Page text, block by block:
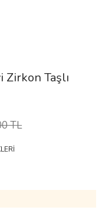
Zirkon Taşlı
TL